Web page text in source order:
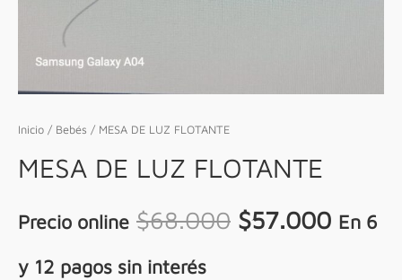
Inicio / Bebés / MESA DE LUZ FLOTANTE
MESA DE LUZ FLOTANTE
Precio online $68.000 $57.000 En 6
y 12 pagos sin interés